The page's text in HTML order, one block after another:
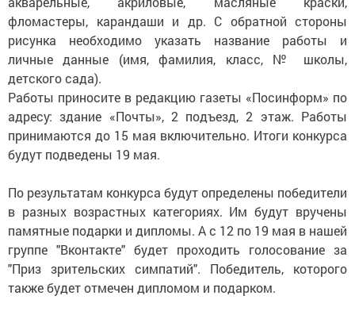
фломастеры, карандаши и др. С обратной стороны
рисунка необходимо указать название работы и
личные данные (имя, фамилия, класс, № школы,
детского сада).
Работы приносите в редакцию газеты «Посинформ» по
адресу: здание «Почты», 2 подъезд, 2 этаж. Работы
принимаются до 15 мая включительно. Итоги конкурса
будут подведены 19 мая.
По результатам конкурса будут определены победители
в разных возраcтных категориях. Им будут вручены
памятные подарки и дипломы. А с 12 по 19 мая в нашей
группе "Вконтакте" будет проходить голосование за
"Приз зрительских симпатий". Победитель, которого
также будет отмечен дипломом и подарком.